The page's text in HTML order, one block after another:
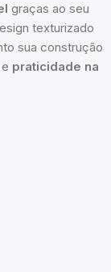
graças ao seu
texturizado
sua construção
e praticidade na